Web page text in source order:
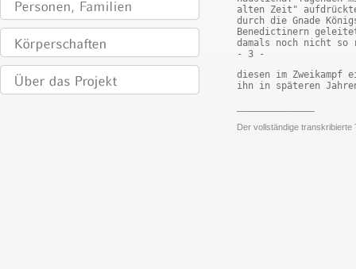
alten Zeit"
durch die Gnade
Benedictinern
damals noch nicht
- 3 -
diesen im
ihn in späteren
Der vollständige